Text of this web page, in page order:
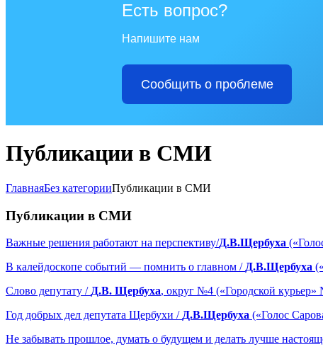
Есть вопрос?
Напишите нам
Сообщить о проблеме
Публикации в СМИ
ГлавнаяБез категорииПубликации в СМИ
Публикации в СМИ
Важные решения работают на перспективу/Д.В.Щербуха
В калейдоскопе событий — помнить о главном / Д.В.Щербуха
Слово депутату / Д.В. Щербуха, округ №4 («Городской курьер»
Год добрых дел депутата Щербухи / Д.В.Щербуха («Голос
Не забывать прошлое, думать о будущем и делать лучше